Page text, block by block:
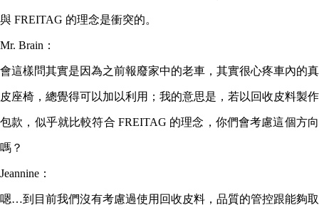
與 FREITAG 的理念是衝突的。
Mr. Brain：
會這樣問其實是因為之前報廢家中的老車，其實很心疼車內的真
皮座椅，總覺得可以加以利用；我的意思是，若以回收皮料製作
包款，似乎就比較符合 FREITAG 的理念，你們會考慮這個方向
嗎？
Jeannine：
嗯…到目前我們沒有考慮過使用回收皮料，品質的管控跟能夠取